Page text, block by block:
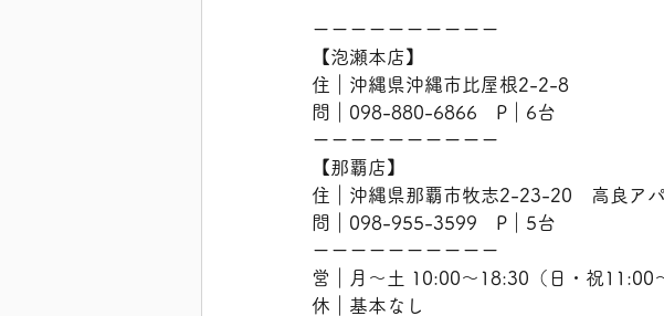
ーーーーーーーーーー
【泡瀬本店】
住｜沖縄県沖縄市比屋根2-2-8
問｜098-880-6866　P｜6台
ーーーーーーーーーー
【那覇店】
住｜沖縄県那覇市牧志2-23-20　高良ア
問｜098-955-3599　P｜5台
ーーーーーーーーーー
営｜月〜土 10:00〜18:30（日・祝11:00
休｜基本なし